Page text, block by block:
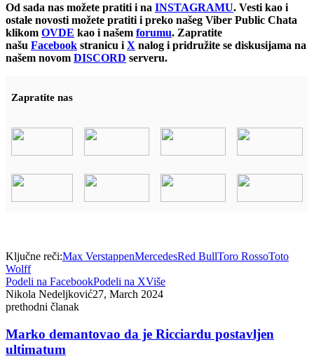
Od sada nas možete pratiti i na INSTAGRAMU. Vesti kao i
ostale novosti možete pratiti i preko našeg Viber Public Chata
klikom OVDE kao i našem forumu. Zapratite
našu Facebook stranicu i X nalog i pridružite se diskusijama na
našem novom DISCORD serveru.
Zapratite nas
Ključne reči:Max VerstappenMercedesRed BullToro RossoToto
Wolff
Podeli na FacebookPodeli na XViše
Nikola Nedeljković27, March 2024
prethodni članak
Marko demantovao da je Ricciardu postavljen
ultimatum